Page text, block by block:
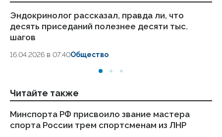
Эндокринолог рассказал, правда ли, что
десять приседаний полезнее десяти тыс.
шагов
16.04.2026 в 07:40Общество
Читайте также
Минспорта РФ присвоило звание мастера
спорта России трем спортсменам из ЛНР